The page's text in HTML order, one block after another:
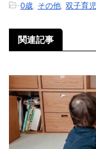
-0歳 その他 双子育児
関連記事